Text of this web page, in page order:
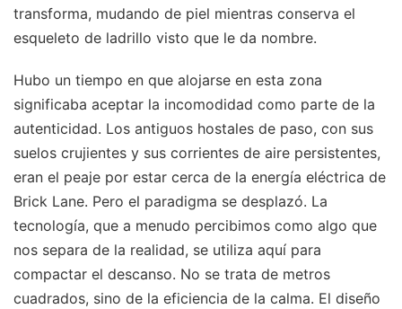
transforma, mudando de piel mientras conserva el
esqueleto de ladrillo visto que le da nombre.
Hubo un tiempo en que alojarse en esta zona
significaba aceptar la incomodidad como parte de la
autenticidad. Los antiguos hostales de paso, con sus
suelos crujientes y sus corrientes de aire persistentes,
eran el peaje por estar cerca de la energía eléctrica de
Brick Lane. Pero el paradigma se desplazó. La
tecnología, que a menudo percibimos como algo que
nos separa de la realidad, se utiliza aquí para
compactar el descanso. No se trata de metros
cuadrados, sino de la eficiencia de la calma. El diseño